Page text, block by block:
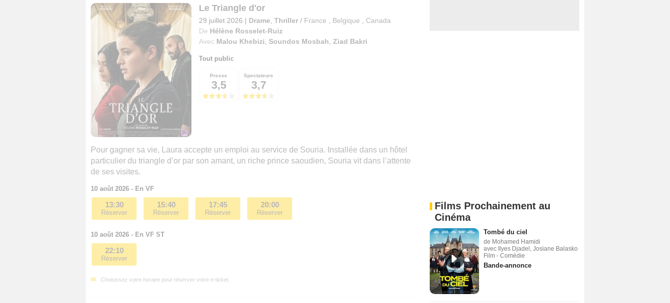
Le Triangle d'or
29 juillet 2026 | Drame, Thriller / France , Belgique , Canada
De Hélène Rosselet-Ruiz
Avec Malou Khebizi, Soundos Mosbah, Ziad Bakri
Tout public
Presse
3,5
Spectateurs
3,7
Pour gagner sa vie, Laura accepte un emploi au service de Souria. Installée dans un hôtel
particulier du triangle d’or par son amant, un riche prince saoudien, Souria vit dans l’attente
de ses visites.
10 août 2026 - En VF
13:30
Réserver
15:40
Réserver
17:45
Réserver
20:00
Réserver
10 août 2026 - En VF ST
22:10
Réserver
Choisissez votre horaire pour réserver votre e-ticket.
Films Prochainement au
Cinéma
Tombé du ciel
de Mohamed Hamidi
avec Ilyes Djadel, Josiane Balasko
Film - Comédie
Bande-annonce